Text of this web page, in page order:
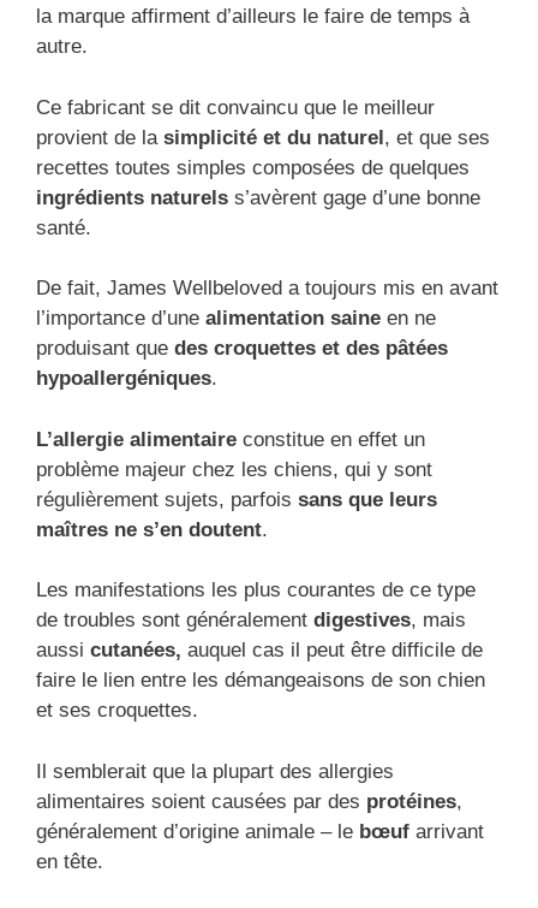
la marque affirment d’ailleurs le faire de temps à
autre.
Ce fabricant se dit convaincu que le meilleur
provient de la simplicité et du naturel, et que ses
recettes toutes simples composées de quelques
ingrédients naturels s’avèrent gage d’une bonne
santé.
De fait, James Wellbeloved a toujours mis en avant
l’importance d’une alimentation saine en ne
produisant que des croquettes et des pâtées
hypoallergéniques.
L’allergie alimentaire constitue en effet un
problème majeur chez les chiens, qui y sont
régulièrement sujets, parfois sans que leurs
maîtres ne s’en doutent.
Les manifestations les plus courantes de ce type
de troubles sont généralement digestives, mais
aussi cutanées, auquel cas il peut être difficile de
faire le lien entre les démangeaisons de son chien
et ses croquettes.
Il semblerait que la plupart des allergies
alimentaires soient causées par des protéines,
généralement d’origine animale – le bœuf arrivant
en tête.